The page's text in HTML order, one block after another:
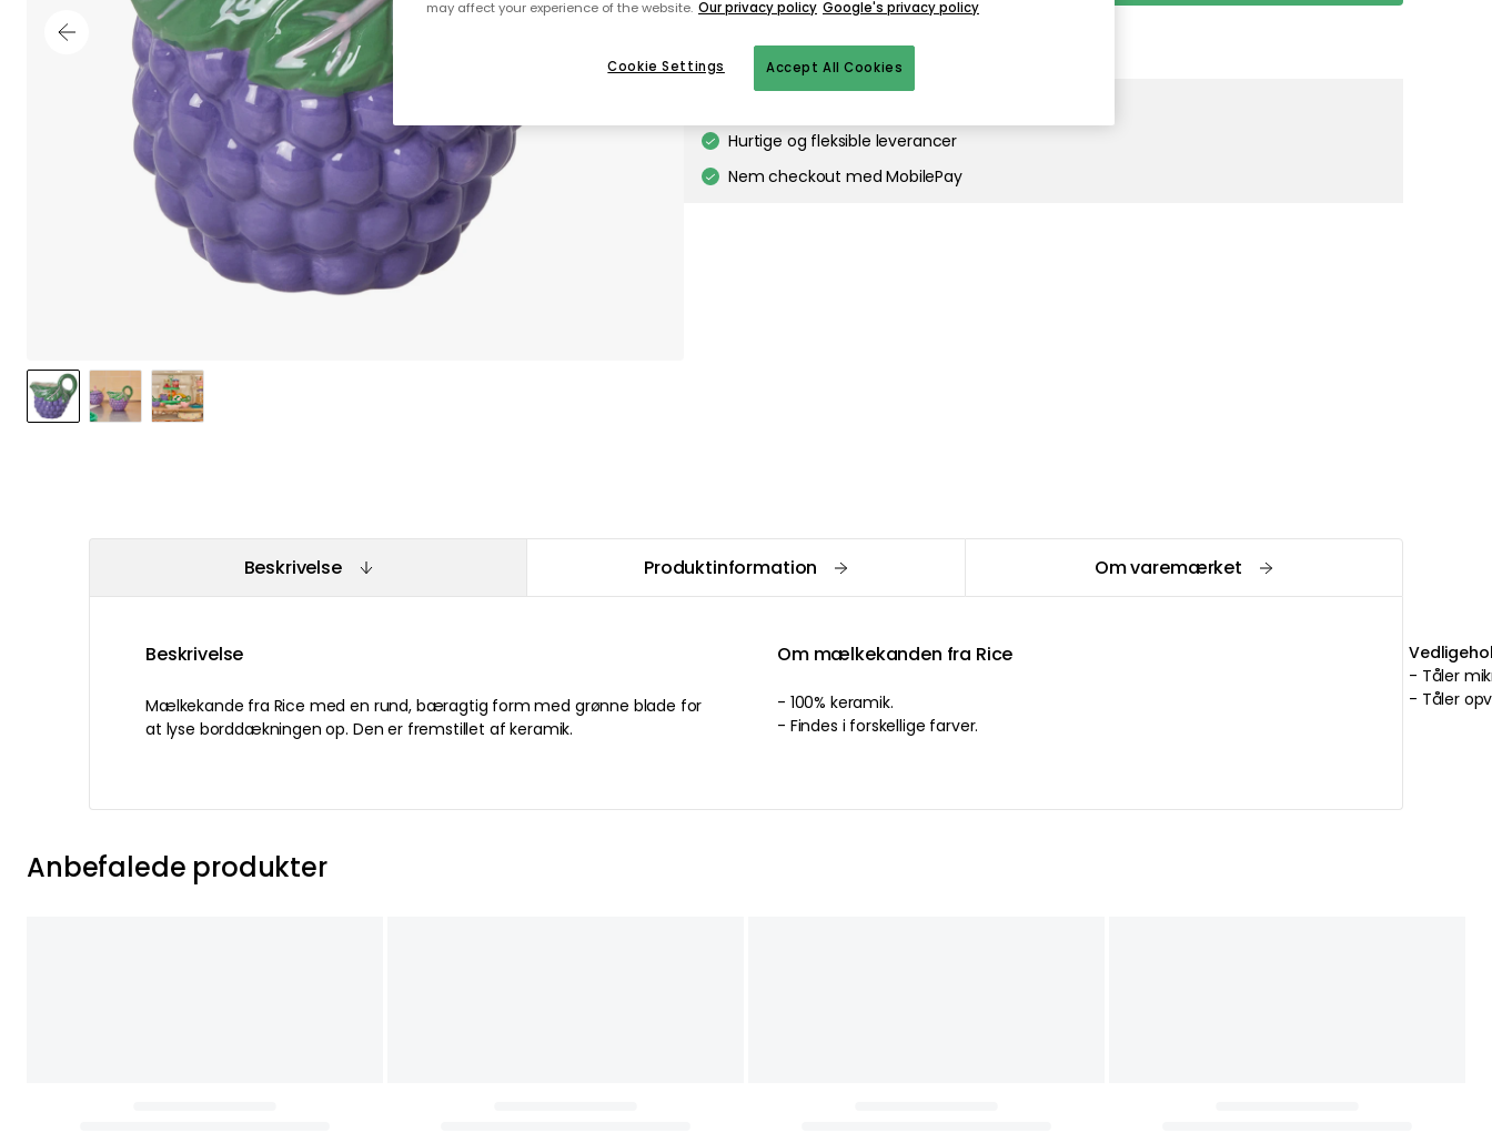
Til startsiden
may affect your experience of the website. Our privacy policy Google's privacy policy
Accept All Cookies
Cookie Settings